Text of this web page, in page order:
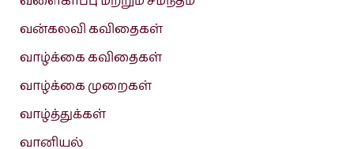
வன்கலவி கவிதைகள்
வாழ்க்கை கவிதைகள்
வாழ்க்கை முறைகள்
வாழ்த்துக்கள்
வானியல்